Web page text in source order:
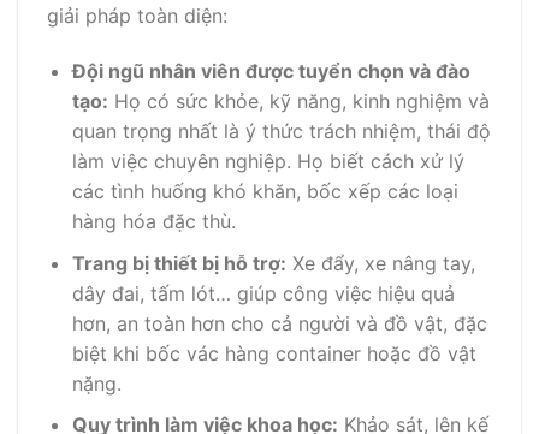
giải pháp toàn diện:
Đội ngũ nhân viên được tuyển chọn và đào
tạo: Họ có sức khỏe, kỹ năng, kinh nghiệm và
quan trọng nhất là ý thức trách nhiệm, thái độ
làm việc chuyên nghiệp. Họ biết cách xử lý
các tình huống khó khăn, bốc xếp các loại
hàng hóa đặc thù.
Trang bị thiết bị hỗ trợ: Xe đẩy, xe nâng tay,
dây đai, tấm lót… giúp công việc hiệu quả
hơn, an toàn hơn cho cả người và đồ vật, đặc
biệt khi bốc vác hàng container hoặc đồ vật
nặng.
Quy trình làm việc khoa học: Khảo sát, lên kế